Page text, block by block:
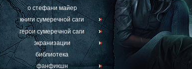
о стефани майер
книги сумеречной саги
герои сумеречной саги
экранизации
библиотека
фанфикшн